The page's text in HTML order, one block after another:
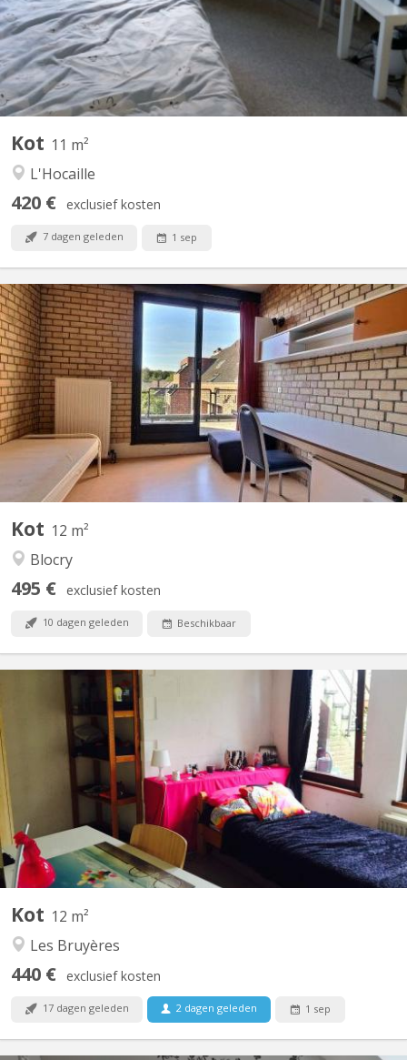
Kot 11 m²
L'Hocaille
420 € exclusief kosten
7 dagen geleden 1 sep
Kot 12 m²
Blocry
495 € exclusief kosten
10 dagen geleden Beschikbaar
KV 1828
A louer pour 2026-2027 , grande chambre meublée située à
l'Hocaille, rue des Blancs chevaux, dans communautaire de 6,
avec frigo individuel dans la chambre. Proximité des auditoires
(kiné, psychologie, lettres, droit , sciences économiques, etc),
des commerces, et du centre sportif. En...
Kot 12 m²
Les Bruyères
440 € exclusief kosten
17 dagen geleden 2 dagen geleden 1 sep
KV 315
Kot/petite Chambre avec entrée et douche indépendantes pour
étudiant. e. s dans commu de 3 personnes dans une zone boisée
autour du lac de Louvain-la-Neuve et petit espace jardin
accessible en façade . Petite Cuisine ocommunautaire. Internet
offert à négocier avec propriétaire Possibilité parking...